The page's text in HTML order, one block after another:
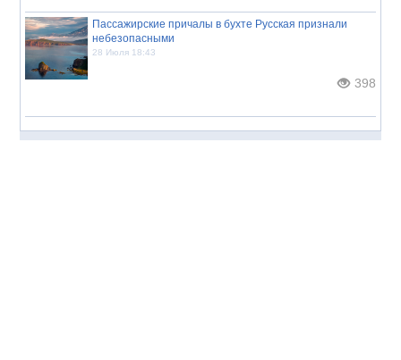
Пассажирские причалы в бухте Русская признали
небезопасными
28 Июля 18:43
398